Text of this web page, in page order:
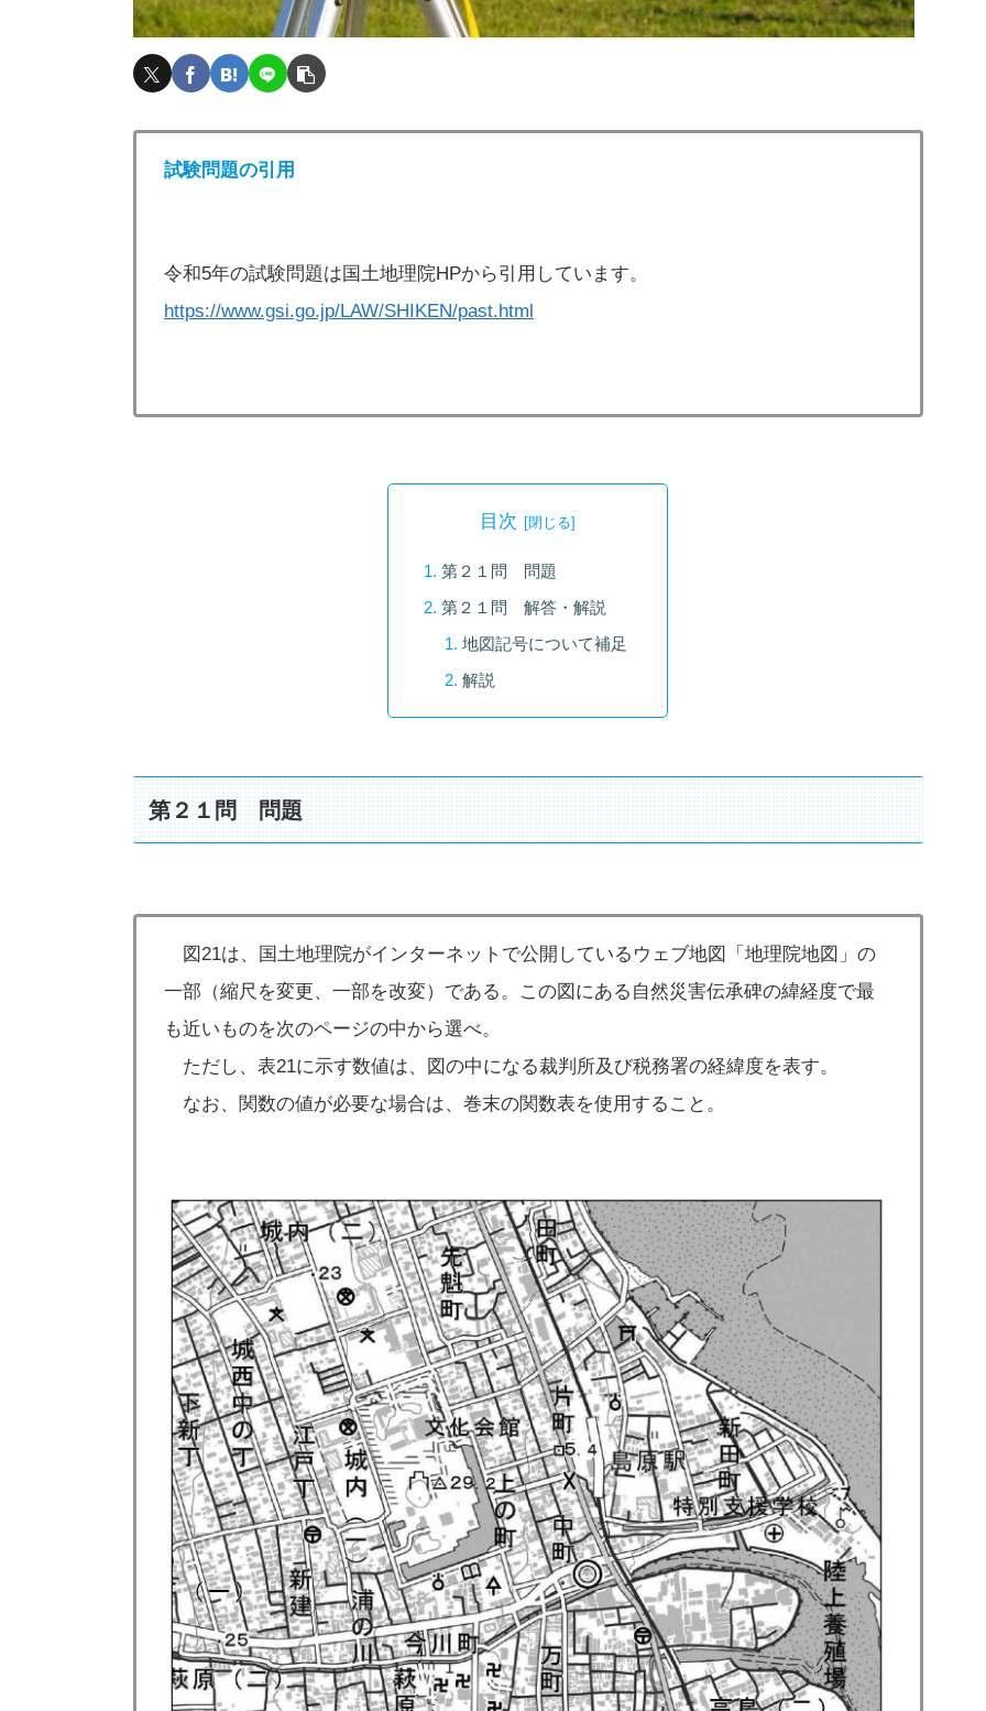
試験問題の引用
令和5年の試験問題は国土地理院HPから引用しています。
https://www.gsi.go.jp/LAW/SHIKEN/past.html
目次
第２１問 問題
第２１問 解答・解説
地図記号について補足
解説
第２１問 問題
図21は、国土地理院がインターネットで公開しているウェブ地図「地理院地図」の
一部（縮尺を変更、一部を改変）である。この図にある自然災害伝承碑の緯経度で最
も近いものを次のページの中から選べ。
ただし、表21に示す数値は、図の中になる裁判所及び税務署の経緯度を表す。
なお、関数の値が必要な場合は、巻末の関数表を使用すること。